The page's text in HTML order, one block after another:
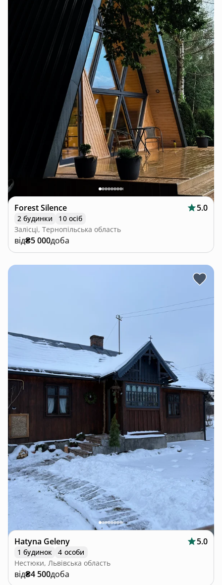
Forest Silence 5.0
2 будинки
10 осіб
Залісці, Тернопільська область
від₴5 000доба
Hatyna Geleny 5.0
1 будинок
4 особи
Нестюки, Львівська область
від₴4 500доба